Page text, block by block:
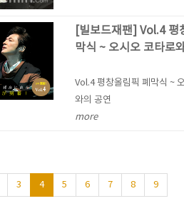
[빌보드재팬] Vol.4 평
막식 ~ 오시오 코타로
Vol.4 평창올림픽 폐막식 ~
와의 공연
more
3 4 5 6 7 8 9